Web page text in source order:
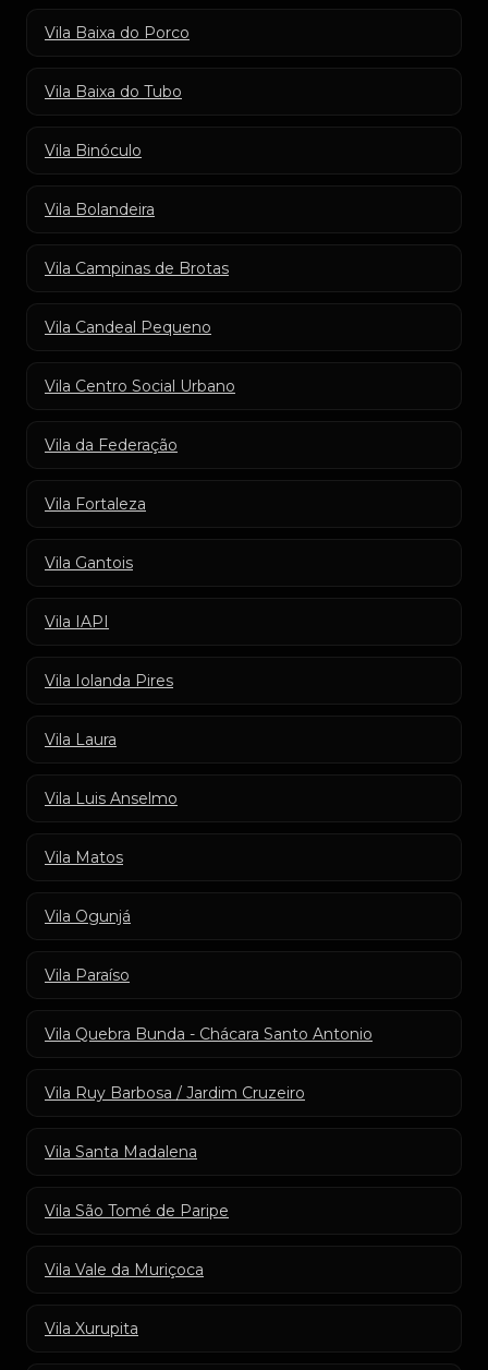
Vila Baixa do Porco
Vila Baixa do Tubo
Vila Binóculo
Vila Bolandeira
Vila Campinas de Brotas
Vila Candeal Pequeno
Vila Centro Social Urbano
Vila da Federação
Vila Fortaleza
Vila Gantois
Vila IAPI
Vila Iolanda Pires
Vila Laura
Vila Luis Anselmo
Vila Matos
Vila Ogunjá
Vila Paraíso
Vila Quebra Bunda - Chácara Santo Antonio
Vila Ruy Barbosa / Jardim Cruzeiro
Vila Santa Madalena
Vila São Tomé de Paripe
Vila Vale da Muriçoca
Vila Xurupita